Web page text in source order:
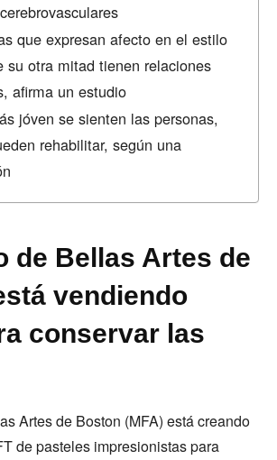
que expresan afecto en el estilo
su otra mitad tienen relaciones
afirma un estudio
jóven se sienten las personas,
rehabilitar, según una
de Bellas Artes de
vendiendo
conservar las
Artes de Boston (MFA) está creando
de pasteles impresionistas para